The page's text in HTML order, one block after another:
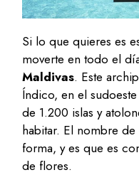
Si lo que quieres es
moverte en todo el
Maldivas. Este
Índico, en el
de 1.200 islas y
habitar. El nombre
forma, y es que es
de flores.